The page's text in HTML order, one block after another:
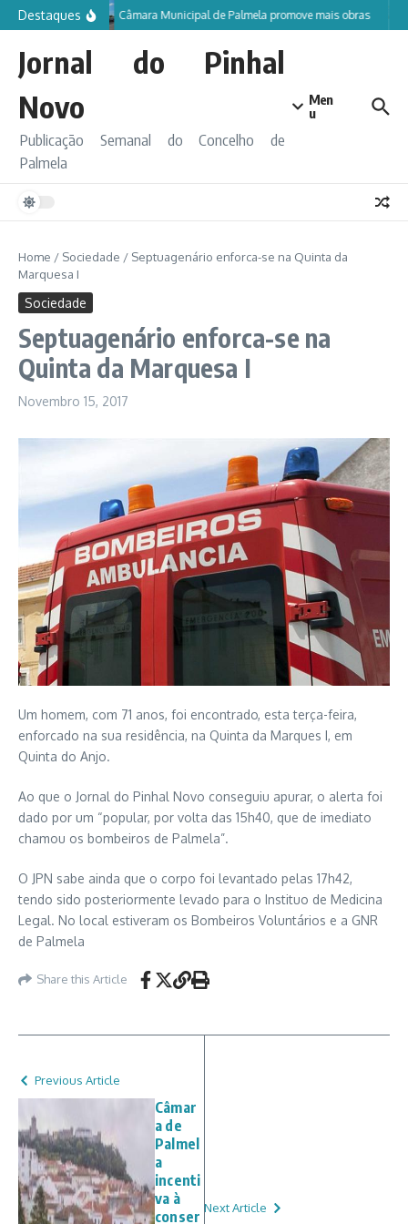
Ir para o conteúdo
Destaques Câmara Municipal de Palmela promove mais obras
Jornal do Pinhal
Novo
Publicação Semanal do Concelho de
Palmela
Men
u
Home / Sociedade / Septuagenário enforca-se na Quinta da
Marquesa I
Sociedade
Septuagenário enforca-se na
Quinta da Marquesa I
Novembro 15, 2017
Um homem, com 71 anos, foi encontrado, esta terça-feira,
enforcado na sua residência, na Quinta da Marques I, em
Quinta do Anjo.
Ao que o Jornal do Pinhal Novo conseguiu apurar, o alerta foi
dado por um “popular, por volta das 15h40, que de imediato
chamou os bombeiros de Palmela”.
O JPN sabe ainda que o corpo foi levantado pelas 17h42,
tendo sido posteriormente levado para o Instituo de Medicina
Legal. No local estiveram os Bombeiros Voluntários e a GNR
de Palmela
Share this Article
Previous Article
Câmar
a de
Palmel
a
incenti
va à
conser Next Article